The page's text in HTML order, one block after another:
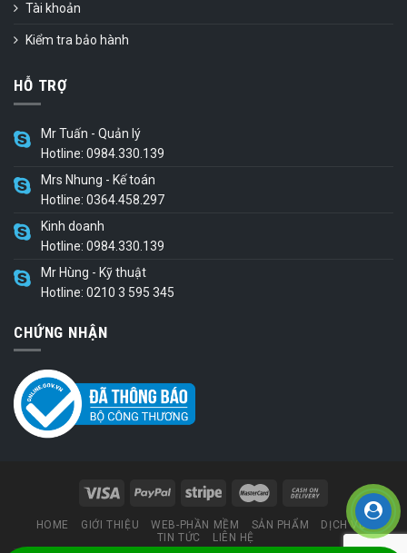
Tài khoản
Kiểm tra bảo hành
HỖ TRỢ
Mr Tuấn - Quản lý
Hotline: 0984.330.139
Mrs Nhung - Kế toán
Hotline: 0364.458.297
Kinh doanh
Hotline: 0984.330.139
Mr Hùng - Kỹ thuật
Hotline: 0210 3 595 345
CHỨNG NHẬN
HOME GIỚI THIỆU WEB-PHẦN MỀM SẢN PHẨM
DỊCH VỤ
TIN TỨC
LIÊN HỆ